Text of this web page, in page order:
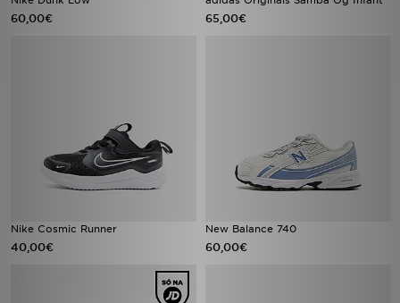
60,00€ 65,00€
Nike Cosmic Runner
40,00€
New Balance 740
60,00€